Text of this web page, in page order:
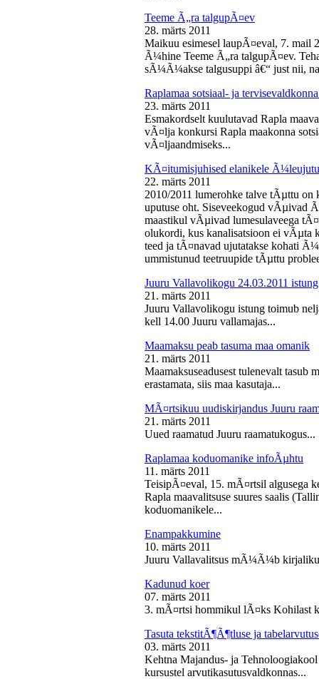
Teeme Ã„ra talgupÃ¤ev
28. märts 2011
Maikuu esimesel laupÃ¤eval, 7.
Ã¼hine Teeme Ã„ra talgupÃ¤ev.
sÃ¼Ã¼akse talgusuppi â€“ just nii,
Raplamaa sotsiaal- ja
23. märts 2011
Esmakordselt kuulutavad Rapla
vÃ¤lja konkursi Rapla maakonna
vÃ¤ljaandmiseks...
KÃ¤itumisjuhised elanikele
22. märts 2011
2010/2011 lumerohke talve tÃµttu on
uputuse oht. Siseveekogud vÃµivad
maastikul vÃµivad lumesulaveega
olukordi, kus kanalisatsioon ei vÃµta
teed ja tÃ¤navad ujutatakse kohati
ummistunud teetruupide tÃµttu
Juuru Vallavolikogu 24.03.2011 istung
21. märts 2011
Juuru Vallavolikogu istung toimub
kell 14.00 Juuru vallamajas...
Maamaksu peab tasuma maa omanik
21. märts 2011
Maamaksuseadusest tulenevalt tasub
erastamata, siis maa kasutaja...
MÃ¤rtsikuu uudiskirjandus Juuru
21. märts 2011
Uued raamatud Juuru raamatukogus...
Raplamaa koduomanike infoÃµhtu
11. märts 2011
TeisipÃ¤eval, 15. mÃ¤rtsil algusega
Rapla maavalitsuse suures saalis
koduomanikele...
Enampakkumine
10. märts 2011
Juuru Vallavalitsus mÃ¼Ã¼b kirjaliku
Kadunud koer
07. märts 2011
3. mÃ¤rtsi hommikul lÃ¤ks Kohilast
Tasuta tekstitÃ¶Ã¶tluse ja
03. märts 2011
Kehtna Majandus- ja
kursustel arvutikasutusvaldkonnas...